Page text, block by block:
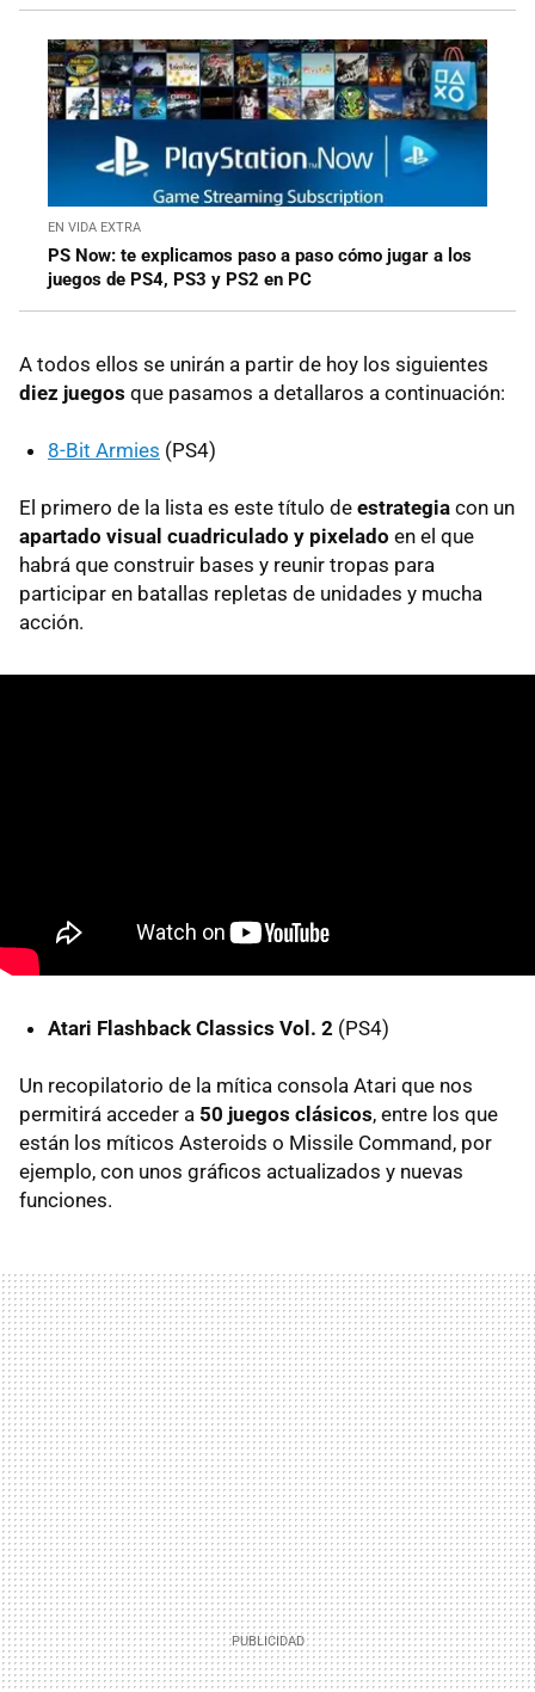
EN VIDA EXTRA
PS Now: te explicamos paso a paso cómo jugar a los
juegos de PS4, PS3 y PS2 en PC
A todos ellos se unirán a partir de hoy los siguientes
diez juegos que pasamos a detallaros a continuación:
8-Bit Armies (PS4)
El primero de la lista es este título de estrategia con un
apartado visual cuadriculado y pixelado en el que
habrá que construir bases y reunir tropas para
participar en batallas repletas de unidades y mucha
acción.
Atari Flashback Classics Vol. 2 (PS4)
Un recopilatorio de la mítica consola Atari que nos
permitirá acceder a 50 juegos clásicos, entre los que
están los míticos Asteroids o Missile Command, por
ejemplo, con unos gráficos actualizados y nuevas
funciones.